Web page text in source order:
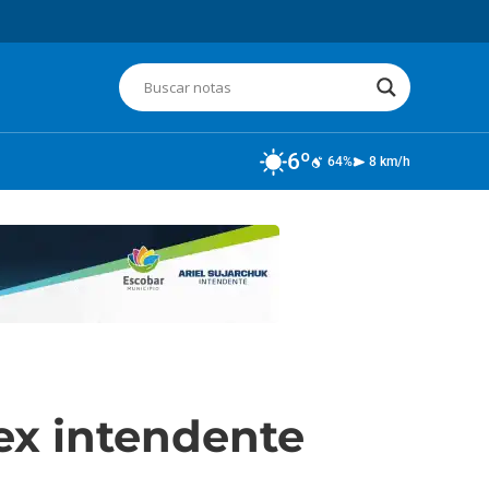
6º 64% 8 km/h
intendente